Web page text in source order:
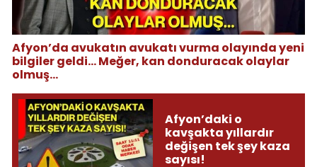
Afyon’da avukatın avukatı vurma olayında yeni
bilgiler geldi... Meğer, kan donduracak olaylar
olmuş...
Afyon’daki o
kavşakta yıllardır
değişen tek şey kaza
sayısı!